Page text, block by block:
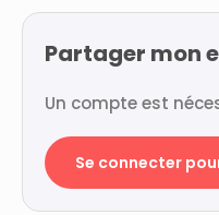
Partager mon
Un compte est
Se connecter